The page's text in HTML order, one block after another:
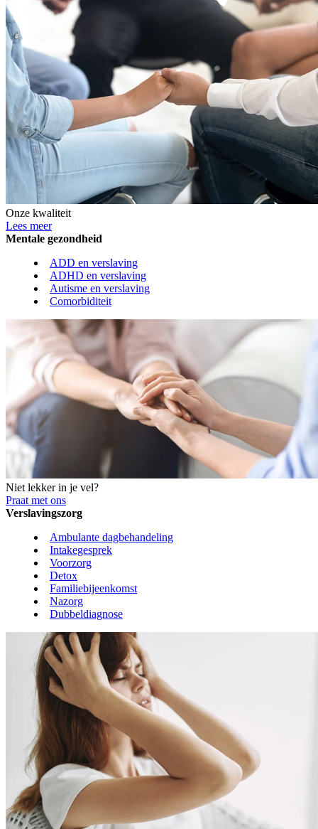
Onze kwaliteit
Lees meer
Mentale gezondheid
ADD en verslaving
ADHD en verslaving
Autisme en verslaving
Comorbiditeit
Niet lekker in je vel?
Praat met ons
Verslavingszorg
Ambulante dagbehandeling
Intakegesprek
Voorzorg
Detox
Familiebijeenkomst
Nazorg
Dubbeldiagnose